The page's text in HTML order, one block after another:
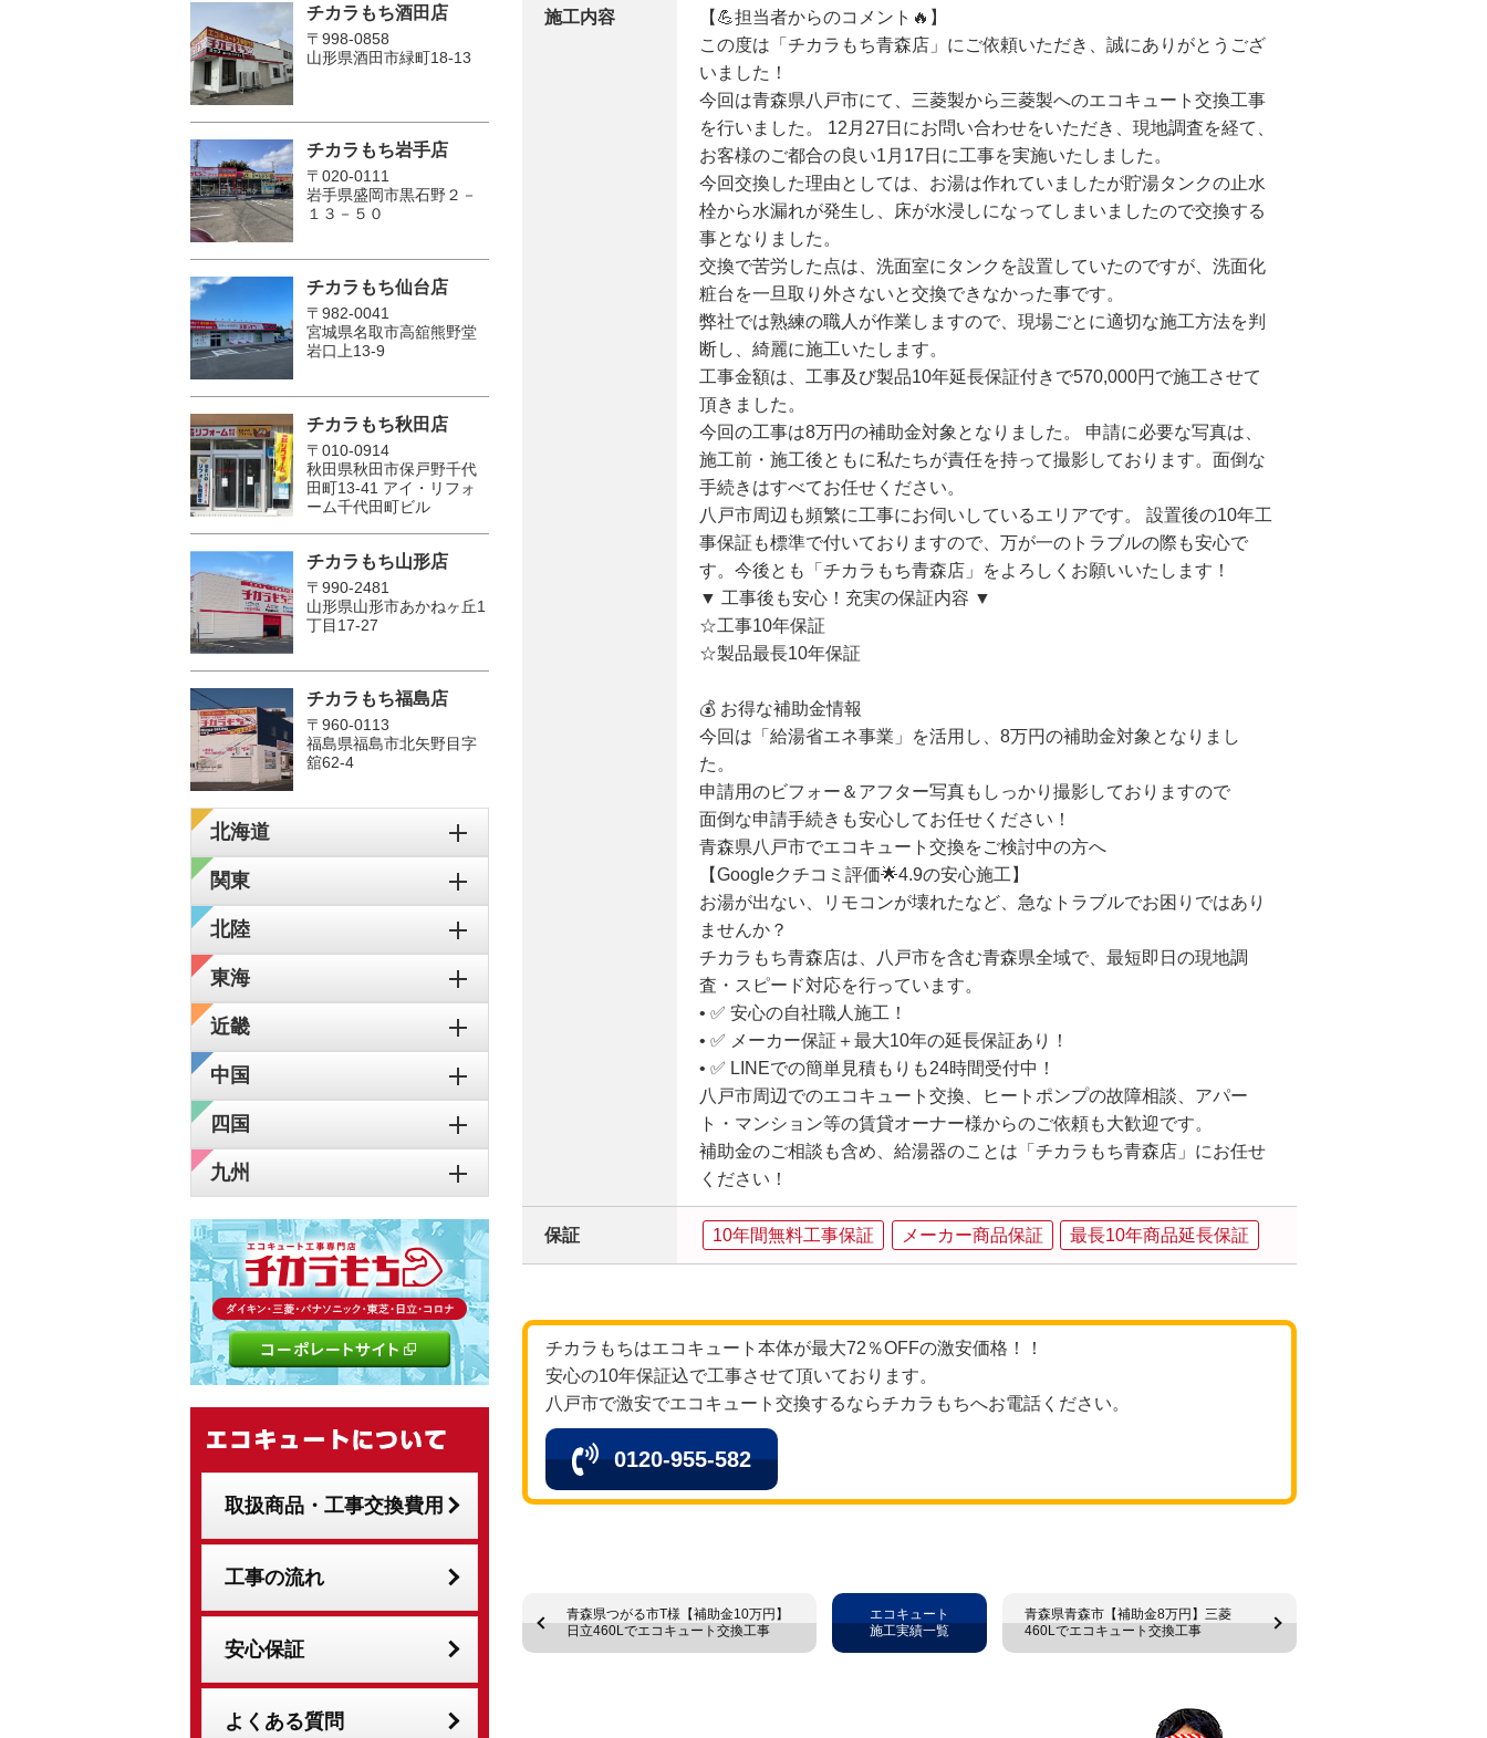
施工内容
【💪担当者からのコメント🔥】
この度は「チカラもち青森店」にご依頼いただき、誠にありがとうござ
いました！
今回は青森県八戸市にて、三菱製から三菱製へのエコキュート交換工事
を行いました。 12月27日にお問い合わせをいただき、現地調査を経て、
お客様のご都合の良い1月17日に工事を実施いたしました。
今回交換した理由としては、お湯は作れていましたが貯湯タンクの止水
栓から水漏れが発生し、床が水浸しになってしまいましたので交換する
事となりました。
交換で苦労した点は、洗面室にタンクを設置していたのですが、洗面化
粧台を一旦取り外さないと交換できなかった事です。
弊社では熟練の職人が作業しますので、現場ごとに適切な施工方法を判
断し、綺麗に施工いたします。
工事金額は、工事及び製品10年延長保証付きで570,000円で施工させて
頂きました。
今回の工事は8万円の補助金対象となりました。 申請に必要な写真は、
施工前・施工後ともに私たちが責任を持って撮影しております。面倒な
手続きはすべてお任せください。
八戸市周辺も頻繁に工事にお伺いしているエリアです。 設置後の10年工
事保証も標準で付いておりますので、万が一のトラブルの際も安心で
す。今後とも「チカラもち青森店」をよろしくお願いいたします！
▼ 工事後も安心！充実の保証内容 ▼
☆工事10年保証
☆製品最長10年保証
💰 お得な補助金情報
今回は「給湯省エネ事業」を活用し、8万円の補助金対象となりまし
た。
申請用のビフォー＆アフター写真もしっかり撮影しておりますので
面倒な申請手続きも安心してお任せください！
青森県八戸市でエコキュート交換をご検討中の方へ
【Googleクチコミ評価🌟4.9の安心施工】
お湯が出ない、リモコンが壊れたなど、急なトラブルでお困りではあり
ませんか？
チカラもち青森店は、八戸市を含む青森県全域で、最短即日の現地調
査・スピード対応を行っています。
• ✅ 安心の自社職人施工！
• ✅ メーカー保証＋最大10年の延長保証あり！
• ✅ LINEでの簡単見積もりも24時間受付中！
八戸市周辺でのエコキュート交換、ヒートポンプの故障相談、アパー
ト・マンション等の賃貸オーナー様からのご依頼も大歓迎です。
補助金のご相談も含め、給湯器のことは「チカラもち青森店」にお任せ
ください！
保証 10年間無料工事保証 メーカー商品保証 最長10年商品延長保証
チカラもちはエコキュート本体が最大72％OFFの激安価格！！
安心の10年保証込で工事させて頂いております。
八戸市で激安でエコキュート交換するならチカラもちへお電話ください。
0120-955-582
青森県つがる市T様【補助金10万円】
日立460Lでエコキュート交換工事
青森県青森市【補助金8万円】三菱
460Lでエコキュート交換工事
エコキュート
施工実績一覧
チカラもち酒田店
〒998-0858
山形県酒田市緑町18-13
チカラもち岩手店
〒020-0111
岩手県盛岡市黒石野２－
１３－５０
チカラもち仙台店
〒982-0041
宮城県名取市高舘熊野堂
岩口上13‐9
チカラもち秋田店
〒010-0914
秋田県秋田市保戸野千代
田町13-41 アイ・リフォ
ーム千代田町ビル
チカラもち山形店
〒990-2481
山形県山形市あかねヶ丘1
丁目17-27
チカラもち福島店
〒960-0113
福島県福島市北矢野目字
舘62-4
北海道
関東
北陸
東海
近畿
中国
四国
九州
取扱商品・工事交換費用
工事の流れ
安心保証
よくある質問